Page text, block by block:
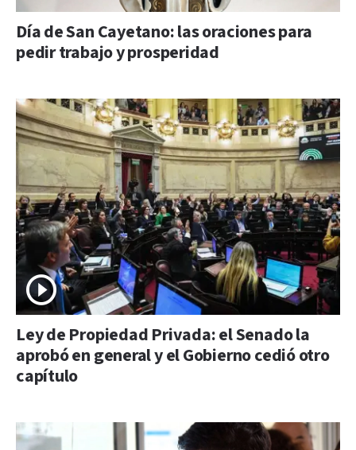
Día de San Cayetano: las oraciones para
pedir trabajo y prosperidad
Ley de Propiedad Privada: el Senado la
aprobó en general y el Gobierno cedió otro
capítulo